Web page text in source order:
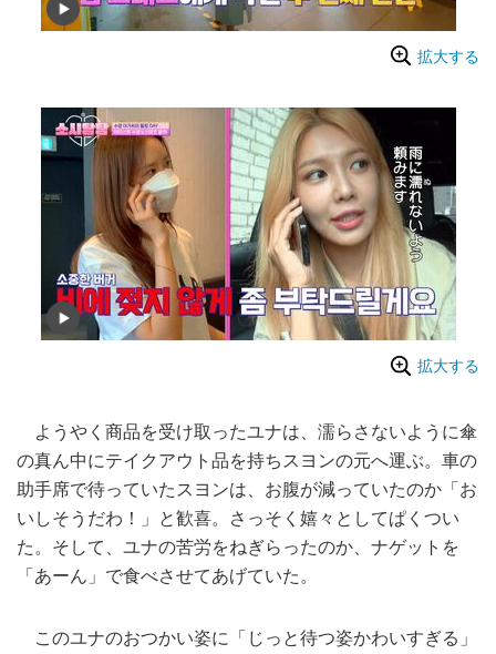
拡大する
拡大する
ようやく商品を受け取ったユナは、濡らさないように傘
の真ん中にテイクアウト品を持ちスヨンの元へ運ぶ。車の
助手席で待っていたスヨンは、お腹が減っていたのか「お
いしそうだわ！」と歓喜。さっそく嬉々としてぱくつい
た。そして、ユナの苦労をねぎらったのか、ナゲットを
「あーん」で食べさせてあげていた。
このユナのおつかい姿に「じっと待つ姿かわいすぎる」